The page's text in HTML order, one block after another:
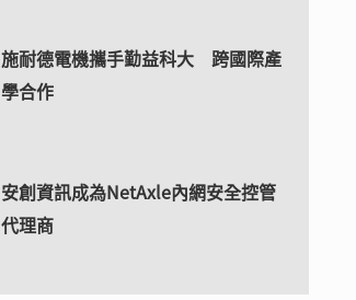
施耐德電機攜手勤益科大 跨國際產
學合作
安創資訊成為NetAxle內網安全控管
代理商